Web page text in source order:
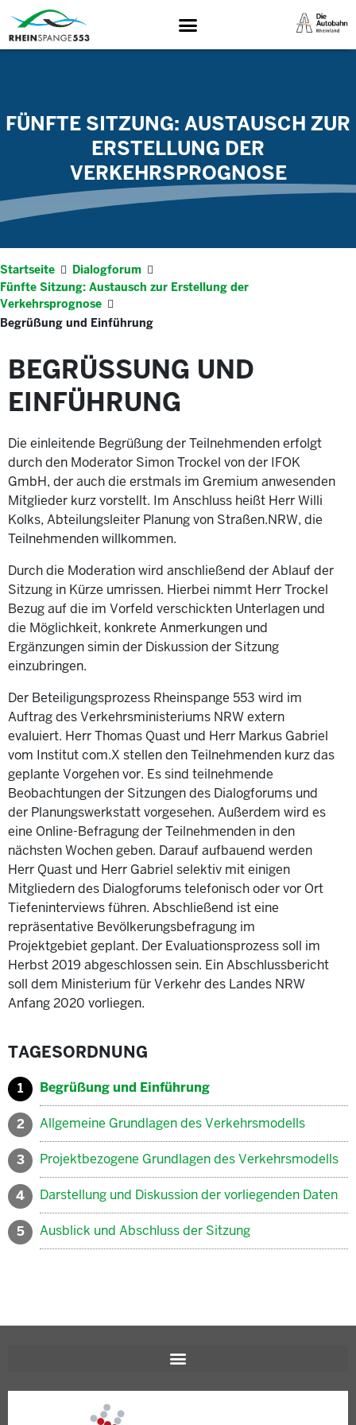
FÜNFTE SITZUNG: AUSTAUSCH ZUR
ERSTELLUNG DER
VERKEHRSPROGNOSE
Startseite
Dialogforum
Fünfte Sitzung: Austausch zur Erstellung der
Verkehrsprognose
Begrüßung und Einführung
BEGRÜSSUNG UND E
INFÜHRUNG
Die einleitende Begrüßung der Teilnehmenden erfolgt
durch den Moderator Simon Trockel von der IFOK
GmbH, der auch die erstmals im Gremium anwesenden
Mitglieder kurz vorstellt. Im Anschluss heißt Herr Willi
Kolks, Abteilungsleiter Planung von Straßen.NRW, die
Teilnehmenden willkommen.
Durch die Moderation wird anschließend der Ablauf der
Sitzung in Kürze umrissen. Hierbei nimmt Herr Trockel
Bezug auf die im Vorfeld verschickten Unterlagen und
die Möglichkeit, konkrete Anmerkungen und
Ergänzungen simin der Diskussion der Sitzung
einzubringen.
Der Beteiligungsprozess Rheinspange 553 wird im
Auftrag des Verkehrsministeriums NRW extern
evaluiert. Herr Thomas Quast und Herr Markus Gabriel
vom Institut com.X stellen den Teilnehmenden kurz das
geplante Vorgehen vor. Es sind teilnehmende
Beobachtungen der Sitzungen des Dialogforums und
der Planungswerkstatt vorgesehen. Außerdem wird es
eine Online-Befragung der Teilnehmenden in den
nächsten Wochen geben. Darauf aufbauend werden
Herr Quast und Herr Gabriel selektiv mit einigen
Mitgliedern des Dialogforums telefonisch oder vor Ort
Tiefeninterviews führen. Abschließend ist eine
repräsentative Bevölkerungsbefragung im
Projektgebiet geplant. Der Evaluationsprozess soll im
Herbst 2019 abgeschlossen sein. Ein Abschlussbericht
soll dem Ministerium für Verkehr des Landes NRW
Anfang 2020 vorliegen.
TAGESORDNUNG
1 Begrüßung und Einführung
2 Allgemeine Grundlagen des Verkehrsmodells
3 Projektbezogene Grundlagen des Verkehrsmodells
4 Darstellung und Diskussion der vorliegenden Daten
5 Ausblick und Abschluss der Sitzung